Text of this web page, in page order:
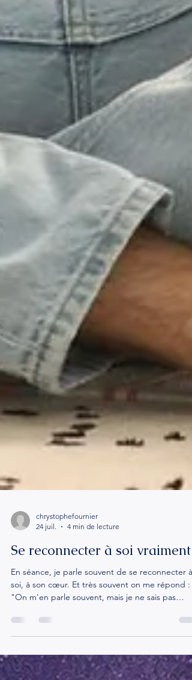
24 juil.
4 min de lecture
Se reconnecter à soi vraiment
En séance, je parle souvent de se reconnecter à
"On m'en parle souvent, mais je ne sais pas
comment faire." Alors voilà comment. La
profondes. Pas l'envie de flemme même si ne rien
faire est parfois exactement ce dont on a besoin.